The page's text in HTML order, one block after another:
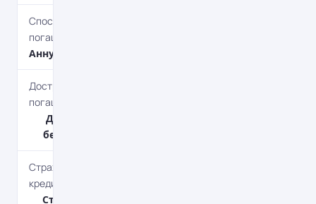
Спосіб
погашення
Aннуітет
Дострокове
погашення
Дострокове
без штрафів
Страхування
кредиту
Страхування